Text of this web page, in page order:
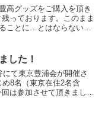
高グッズをご購入を頂き
っております。このまま
ことに…とはならないの
した！
て東京豊浦会が開催さ
8名（東京在住2名含
は参加させて頂きまし